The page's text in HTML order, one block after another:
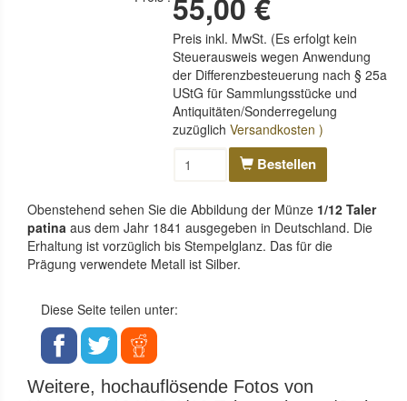
Preis inkl. MwSt. (Es erfolgt kein
Steuerausweis wegen Anwendung
der Differenzbesteuerung nach § 25a
UStG für Sammlungsstücke und
Antiquitäten/Sonderregelung
zuzüglichVersandkosten )
Bestellen
Obenstehend sehen Sie die Abbildung der Münze 1/12 Taler
patina aus dem Jahr 1841 ausgegeben in Deutschland. Die
Erhaltung ist vorzüglich bis Stempelglanz. Das für die
Prägung verwendete Metall ist Silber.
Diese Seite teilen unter:
Weitere, hochauflösende Fotos von